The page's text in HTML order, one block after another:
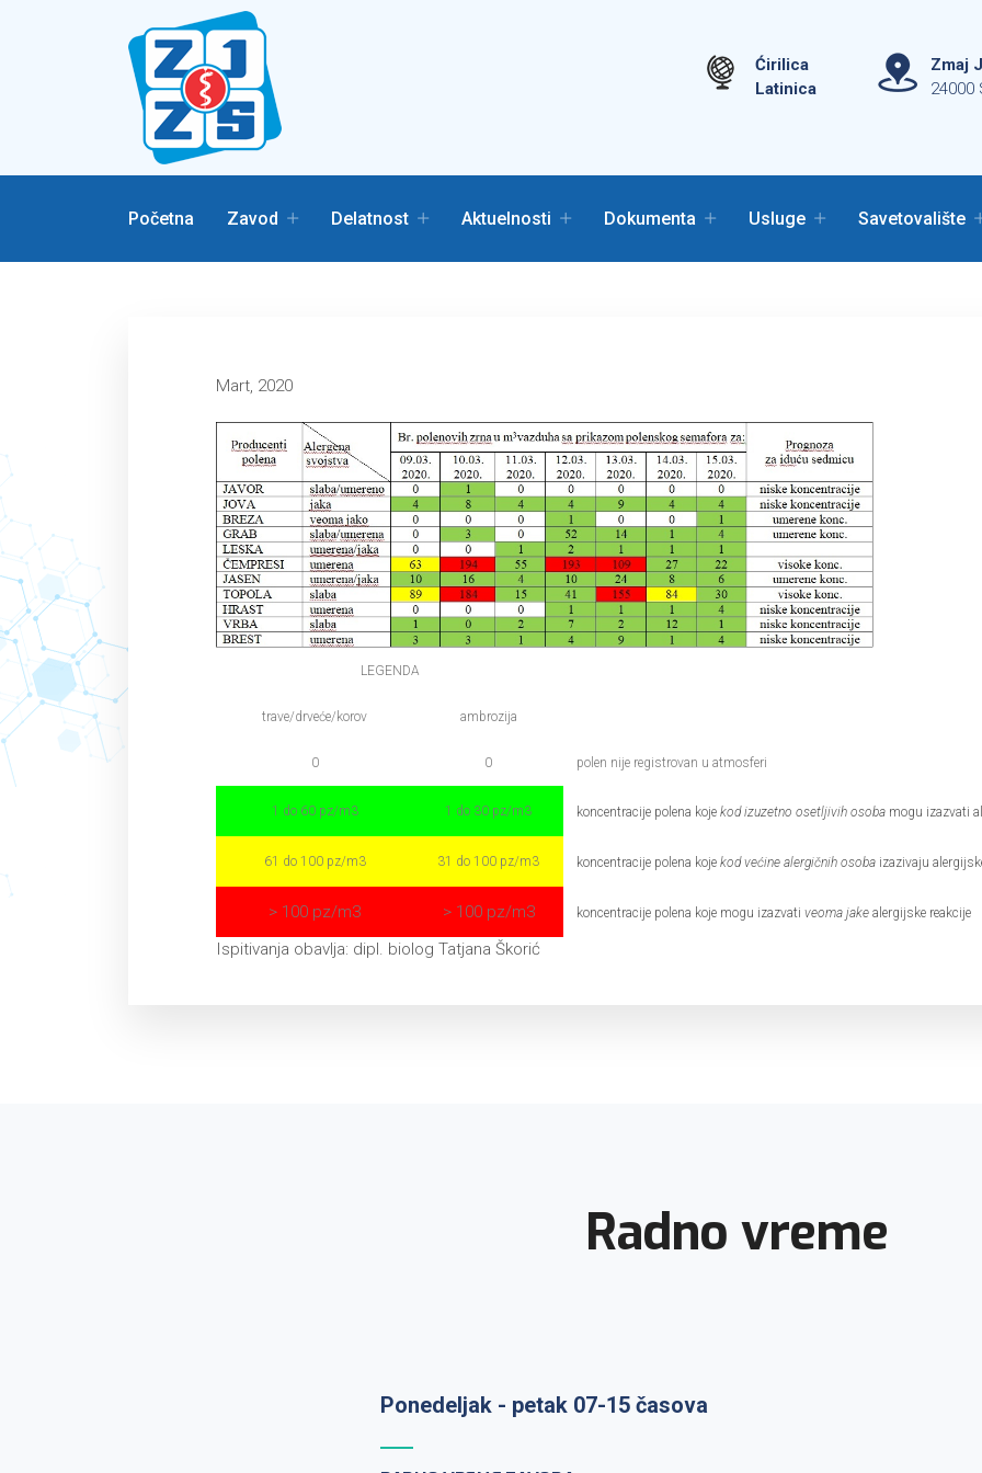
Ćirilica
Latinica
Zmaj
24000
Početna Zavod Delatnost Aktuelnosti Dokumenta Usluge Savetovalište
Mart, 2020
LEGENDA
trave/drveće/korov ambrozija
0 0 polen nije registrovan u atmosferi
1 do 60 pz/m3 1 do 30 pz/m3 koncentracije polena koje kod izuzetno osetljivih osoba mogu izazvati
61 do 100 pz/m3 31 do 100 pz/m3 koncentracije polena koje kod većine alergičnih osoba izazivaju
> 100 pz/m3 > 100 pz/m3 koncentracije polena koje mogu izazvati veoma jake alergijske reakcije
Ispitivanja obavlja: dipl. biolog Tatjana Škorić
Radno vreme
Ponedeljak - petak 07-15 časova